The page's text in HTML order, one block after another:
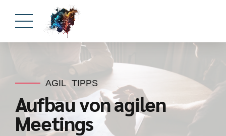
AGIL TIPPS
Aufbau von agilen
Meetings